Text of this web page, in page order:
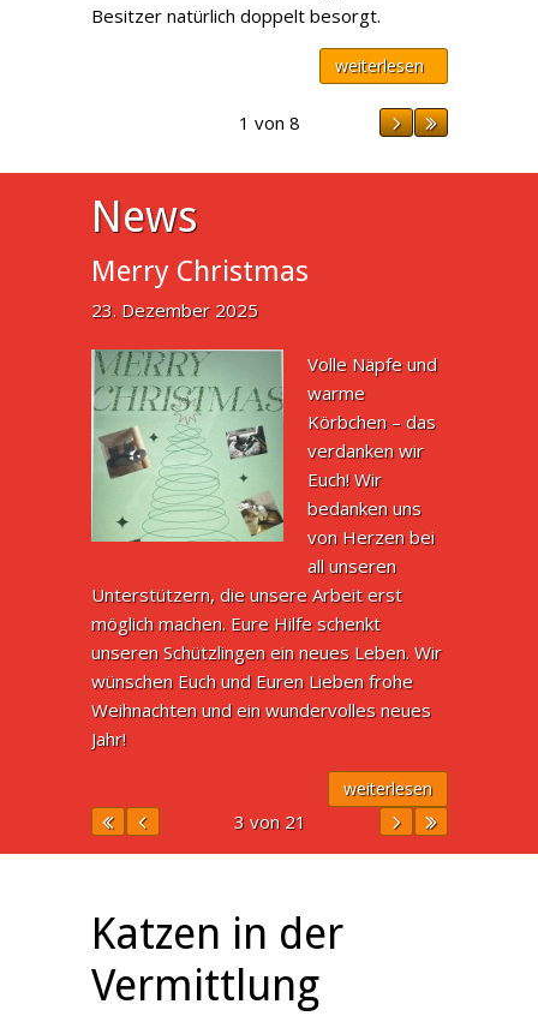
Besitzer natürlich doppelt besorgt.
weiterlesen
1 von 8
News
Merry Christmas
23. Dezember 2025
Volle Näpfe und
warme
Körbchen – das
verdanken wir
Euch! Wir
bedanken uns
von Herzen bei
all unseren
Unterstützern, die unsere Arbeit erst
möglich machen. Eure Hilfe schenkt
unseren Schützlingen ein neues Leben. Wir
wünschen Euch und Euren Lieben frohe
Weihnachten und ein wundervolles neues
Jahr!
weiterlesen
3 von 21
Katzen in der
Vermittlung